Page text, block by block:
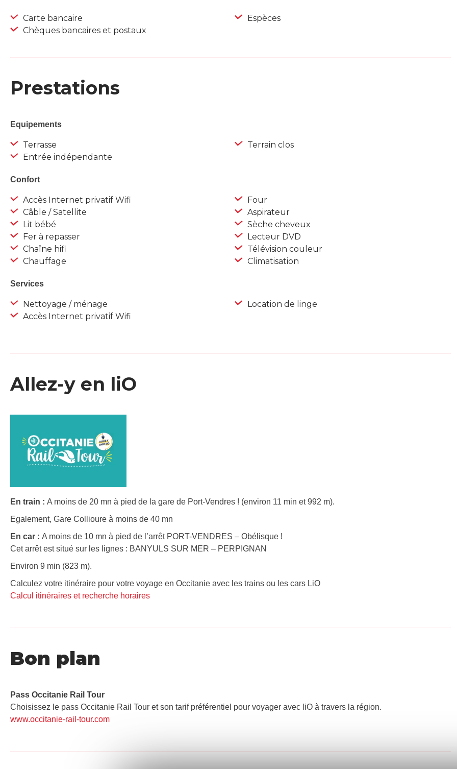
Carte bancaire
Chèques bancaires et postaux
Espèces
Prestations
Equipements
Terrasse
Entrée indépendante
Terrain clos
Confort
Accès Internet privatif Wifi
Câble / Satellite
Lit bébé
Fer à repasser
Chaîne hifi
Chauffage
Four
Aspirateur
Sèche cheveux
Lecteur DVD
Télévision couleur
Climatisation
Services
Nettoyage / ménage
Accès Internet privatif Wifi
Location de linge
Allez-y en liO
En train : A moins de 20 mn à pied de la gare de Port-Vendres ! (environ 11 min et 992 m).
Egalement, Gare Collioure à moins de 40 mn
En car : A moins de 10 mn à pied de l’arrêt PORT-VENDRES – Obélisque !
Cet arrêt est situé sur les lignes : BANYULS SUR MER – PERPIGNAN
Environ 9 min (823 m).
Calculez votre itinéraire pour votre voyage en Occitanie avec les trains ou les cars LiO
Calcul itinéraires et recherche horaires
Bon plan
Pass Occitanie Rail Tour​
Choisissez le pass Occitanie Rail Tour et son tarif préférentiel pour voyager avec liO à travers la région.
www.occitanie-rail-tour.com